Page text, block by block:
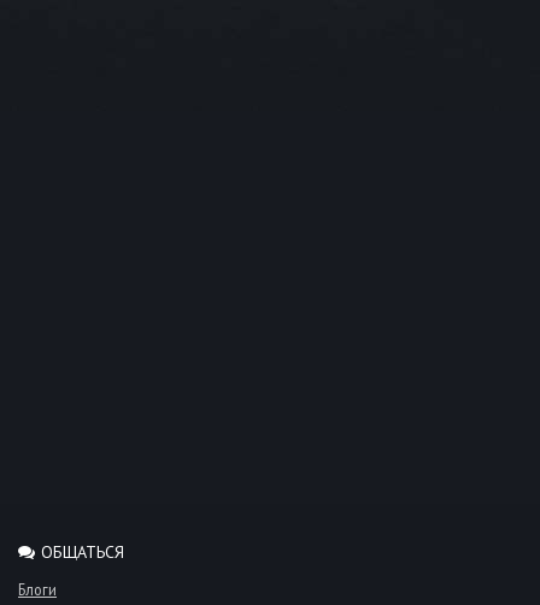
ОБЩАТЬСЯ
Блоги